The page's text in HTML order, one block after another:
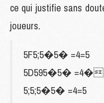
ce qui justifie sans
joueurs.
5F5;5�5� =4=5
5D595�5� =4�
5;5;5�5� =4=5